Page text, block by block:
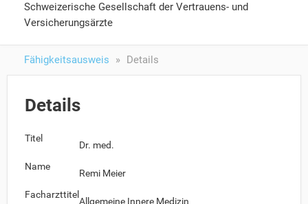
Schweizerische Gesellschaft der Vertrauens- und
Versicherungsärzte
Fähigkeitsausweis Details
Details
Titel
Dr. med.
Name
Remi Meier
Facharzttitel
Allgemeine Innere Medizin